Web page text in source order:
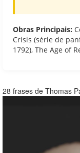
Obras Principais:
Crisis (série de
1792), The Age of
28 frases de Thomas